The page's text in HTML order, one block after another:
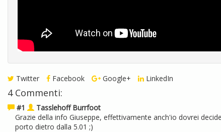
Twitter Facebook Google+ LinkedIn
4 Commenti:
#1 Tasslehoff Burrfoot
Grazie della info Giuseppe, effettivamente anch'io dovrei
porto dietro dalla 5.01 ;)